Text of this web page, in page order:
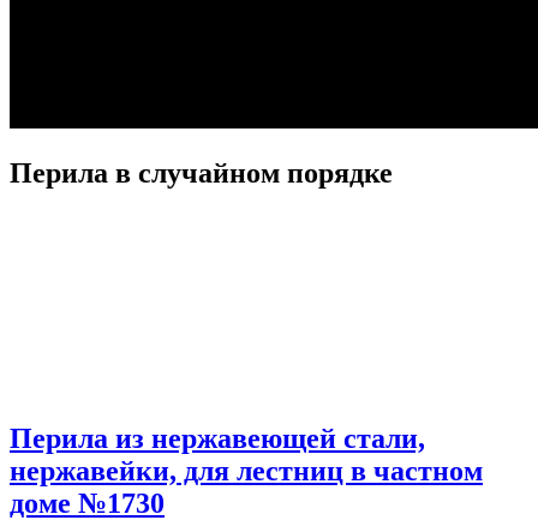
Перила в случайном порядке
Перила из нержавеющей стали,
нержавейки, для лестниц в частном
доме №1730